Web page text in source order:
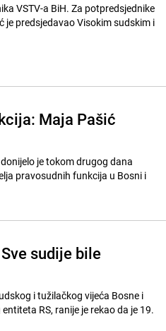
VSTV-a BiH. Za potpredsjednike
je predsjedavao Visokim sudskim i
Maja Pašić
je tokom drugog dana
pravosudnih funkcija u Bosni i
sudije bile
i tužilačkog vijeća Bosne i
RS, ranije je rekao da je 19.